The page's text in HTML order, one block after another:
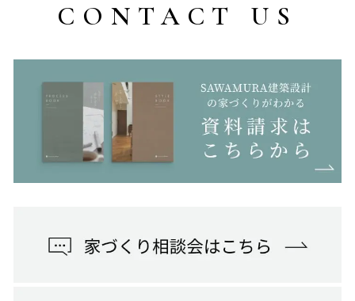
CONTACT US